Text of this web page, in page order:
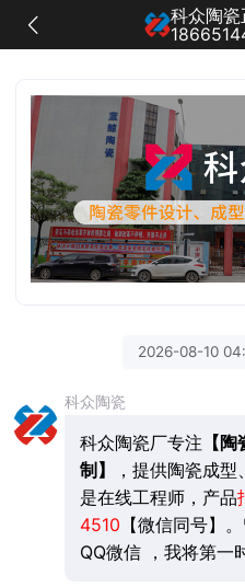
科众陶
2026-08-10
科众陶瓷
科众陶瓷厂专注 【
制】
，提供陶瓷成
是在线工程师，产品
4510 【微信同号】
QQ微信 ，我将第一